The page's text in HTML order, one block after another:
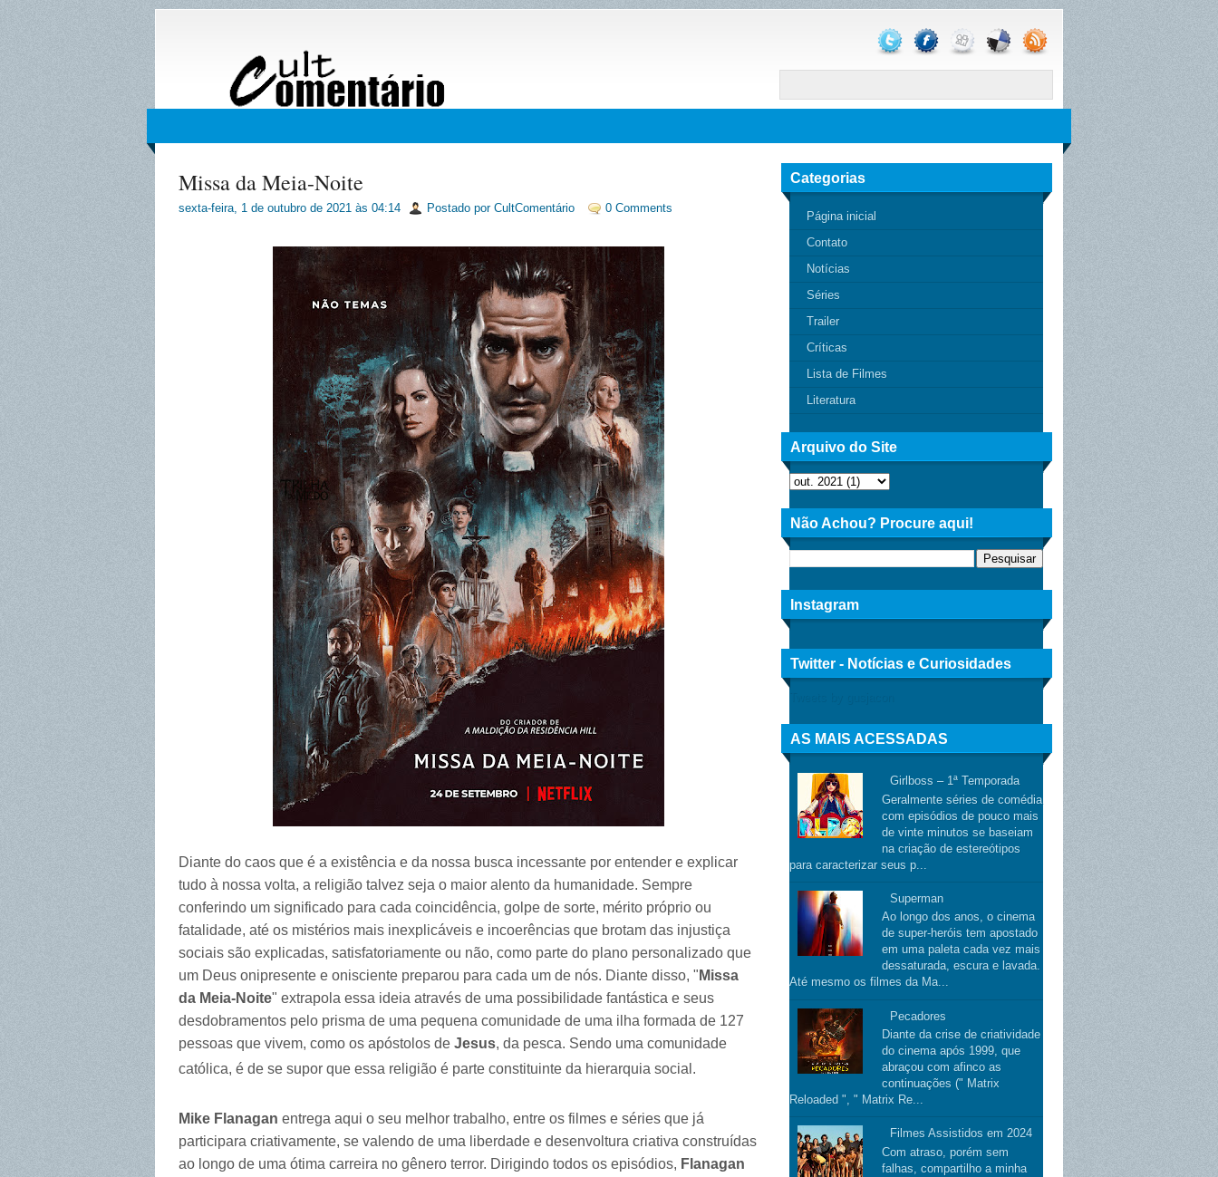
Missa da Meia-Noite
sexta-feira, 1 de outubro de 2021 às 04:14 Postado por CultComentário 0 Comments
Diante do caos que é a existência e da nossa busca incessante por entender e explicar
tudo à nossa volta, a religião talvez seja o maior alento da humanidade. Sempre
conferindo um significado para cada coincidência, golpe de sorte, mérito próprio ou
fatalidade, até os mistérios mais inexplicáveis e incoerências que brotam das injustiça
sociais são explicadas, satisfatoriamente ou não, como parte do plano personalizado que
um Deus onipresente e onisciente preparou para cada um de nós. Diante disso, " Missa
da Meia-Noite" extrapola essa ideia através de uma possibilidade fantástica e seus
desdobramentos pelo prisma de uma pequena comunidade de uma ilha formada de 127
pessoas que vivem, como os apóstolos de Jesus, da pesca. Sendo uma comunidade
católica, é de se supor que essa religião é parte constituinte da hierarquia social.
Mike Flanagan entrega aqui o seu melhor trabalho, entre os filmes e séries que já
participara criativamente, se valendo de uma liberdade e desenvoltura criativa construídas
ao longo de uma ótima carreira no gênero terror. Dirigindo todos os episódios, Flanagan
Categorias
Página inicial
Contato
Notícias
Séries
Trailer
Críticas
Lista de Filmes
Literatura
Arquivo do Site
Não Achou? Procure aqui!
Instagram
Twitter - Notícias e Curiosidades
AS MAIS ACESSADAS
Girlboss – 1ª Temporada
Geralmente séries de comédia
com episódios de pouco mais
de vinte minutos se baseiam
na criação de estereótipos
para caracterizar seus p...
Superman
Ao longo dos anos, o cinema
de super-heróis tem apostado
em uma paleta cada vez mais
dessaturada, escura e lavada.
Até mesmo os filmes da Ma...
Pecadores
Diante da crise de criatividade
do cinema após 1999, que
abraçou com afinco as
continuações (" Matrix
Reloaded ", " Matrix Re...
Filmes Assistidos em 2024
Com atraso, porém sem
falhas, compartilho a minha